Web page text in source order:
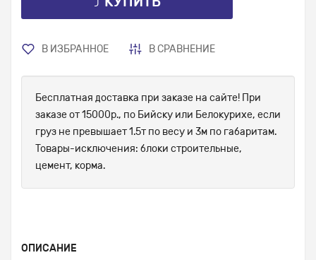
В ИЗБРАННОЕ В СРАВНЕНИЕ
Бесплатная доставка при заказе на сайте! При
заказе от 15000р., по Бийску или Белокурихе, если
груз не превышает 1.5т по весу и 3м по габаритам.
Товары-исключения: блоки строительные,
цемент, корма.
ОПИСАНИЕ